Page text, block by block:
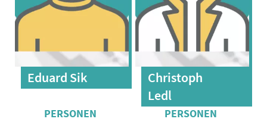
Eduard Sik
Christoph
Ledl